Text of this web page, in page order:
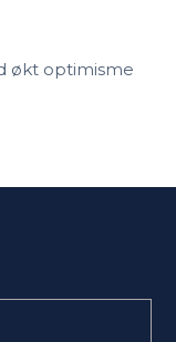
økt optimisme